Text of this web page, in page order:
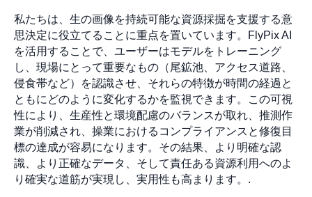
私たちは、生の画像を持続可能な資源採掘を支援する意
思決定に役立てることに重点を置いています。FlyPix AI
を活用することで、ユーザーはモデルをトレーニング
し、現場にとって重要なもの（尾鉱池、アクセス道路、
侵食帯など）を認識させ、それらの特徴が時間の経過と
ともにどのように変化するかを監視できます。この可視
性により、生産性と環境配慮のバランスが取れ、推測作
業が削減され、操業におけるコンプライアンスと修復目
標の達成が容易になります。その結果、より明確な認
識、より正確なデータ、そして責任ある資源利用へのよ
り確実な道筋が実現し、実用性も高まります。.